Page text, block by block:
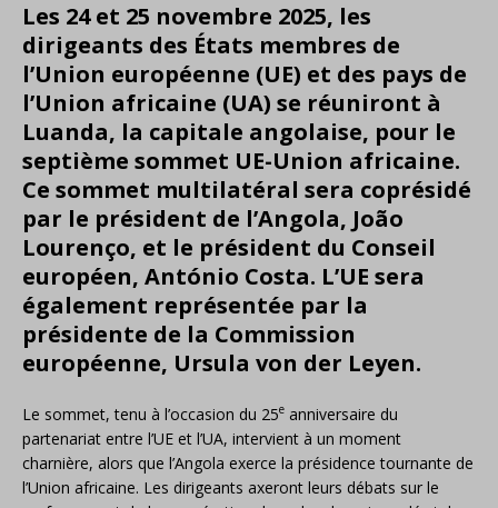
Les 24 et 25 novembre 2025, les
dirigeants des États membres de
l’Union européenne (UE) et des pays de
l’Union africaine (UA) se réuniront à
Luanda, la capitale angolaise, pour le
septième sommet UE-Union africaine.
Ce sommet multilatéral sera coprésidé
par le président de l’Angola, João
Lourenço, et le président du Conseil
européen, António Costa. L’UE sera
également représentée par la
présidente de la Commission
européenne, Ursula von der Leyen.
Le sommet, tenu à l’occasion du 25e anniversaire du
partenariat entre l’UE et l’UA, intervient à un moment
charnière, alors que l’Angola exerce la présidence tournante de
l’Union africaine. Les dirigeants axeront leurs débats sur le